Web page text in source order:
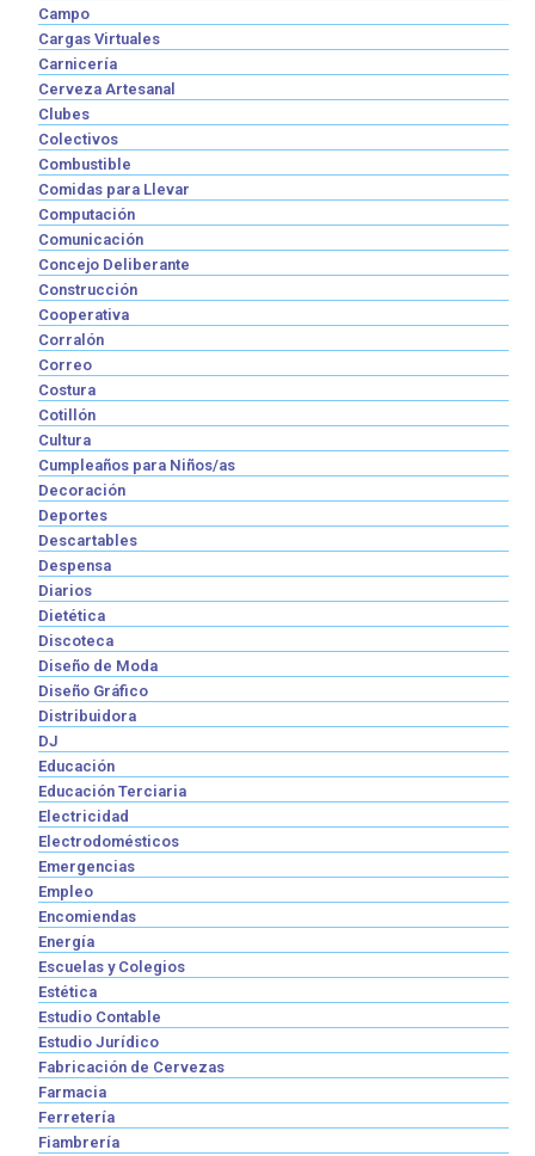
Campo
Cargas Virtuales
Carnicería
Cerveza Artesanal
Clubes
Colectivos
Combustible
Comidas para Llevar
Computación
Comunicación
Concejo Deliberante
Construcción
Cooperativa
Corralón
Correo
Costura
Cotillón
Cultura
Cumpleaños para Niños/as
Decoración
Deportes
Descartables
Despensa
Diarios
Dietética
Discoteca
Diseño de Moda
Diseño Gráfico
Distribuidora
DJ
Educación
Educación Terciaria
Electricidad
Electrodomésticos
Emergencias
Empleo
Encomiendas
Energía
Escuelas y Colegios
Estética
Estudio Contable
Estudio Jurídico
Fabricación de Cervezas
Farmacia
Ferretería
Fiambrería